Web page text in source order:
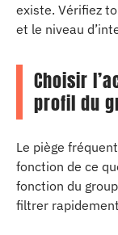
existe. Vérifiez
et le niveau
Choisir
profil du
Le piège
fonction de ce
fonction du
filtrer